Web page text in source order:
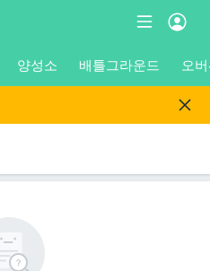
양성소 배틀그라운드 오